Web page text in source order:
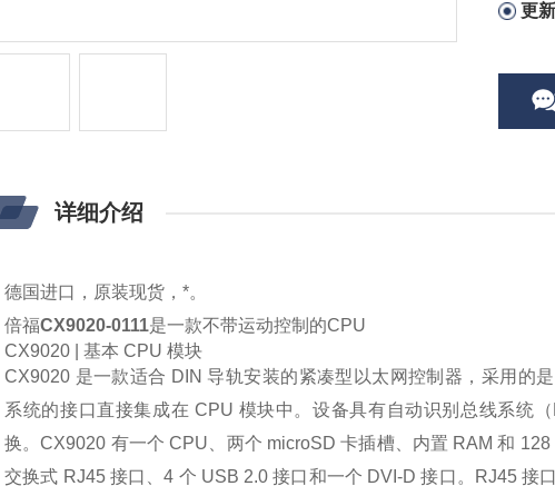
更
详细介绍
德国进口，原装现货，*。
倍福CX9020-0111是一款不带运动控制的CPU
CX9020 | 基本 CPU 模块
CX9020 是一款适合 DIN 导轨安装的紧凑型以太网控制器，采用的
系统的接口直接集成在 CPU 模块中。设备具有自动识别总线系统
换。CX9020 有一个 CPU、两个 microSD 卡插槽、内置 RAM 和
交换式 RJ45 接口、4 个 USB 2.0 接口和一个 DVI-D 接口。RJ45 接